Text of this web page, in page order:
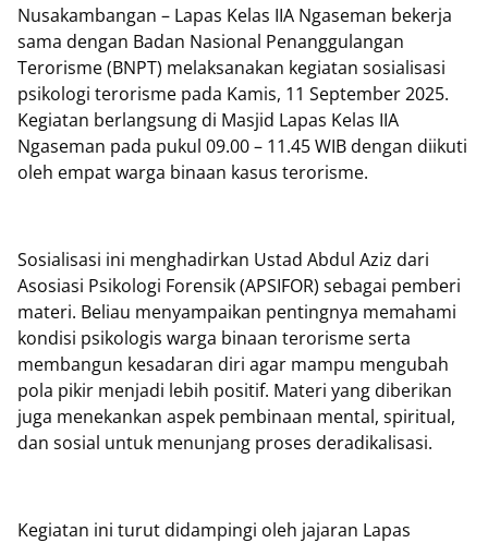
Nusakambangan – Lapas Kelas IIA Ngaseman bekerja
sama dengan Badan Nasional Penanggulangan
Terorisme (BNPT) melaksanakan kegiatan sosialisasi
psikologi terorisme pada Kamis, 11 September 2025.
Kegiatan berlangsung di Masjid Lapas Kelas IIA
Ngaseman pada pukul 09.00 – 11.45 WIB dengan diikuti
oleh empat warga binaan kasus terorisme.
Sosialisasi ini menghadirkan Ustad Abdul Aziz dari
Asosiasi Psikologi Forensik (APSIFOR) sebagai pemberi
materi. Beliau menyampaikan pentingnya memahami
kondisi psikologis warga binaan terorisme serta
membangun kesadaran diri agar mampu mengubah
pola pikir menjadi lebih positif. Materi yang diberikan
juga menekankan aspek pembinaan mental, spiritual,
dan sosial untuk menunjang proses deradikalisasi.
Kegiatan ini turut didampingi oleh jajaran Lapas